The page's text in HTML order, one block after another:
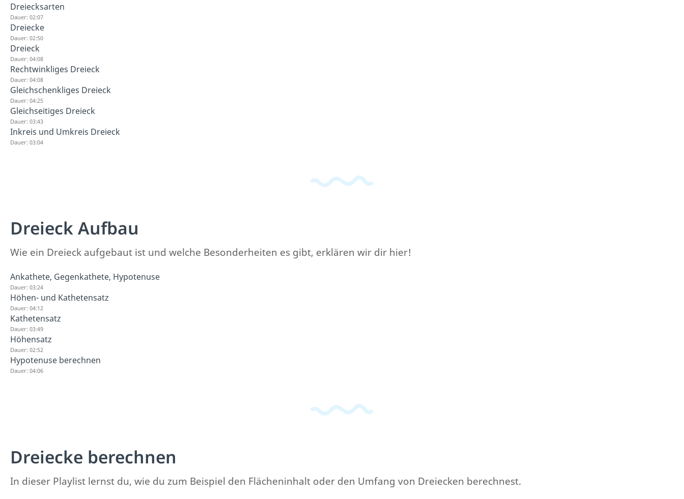
Dreiecksarten
Dauer: 02:07
Dreiecke
Dauer: 02:50
Dreieck
Dauer: 04:08
Rechtwinkliges Dreieck
Dauer: 04:08
Gleichschenkliges Dreieck
Dauer: 04:25
Gleichseitiges Dreieck
Dauer: 03:43
Inkreis und Umkreis Dreieck
Dauer: 03:04
Dreieck Aufbau
Wie ein Dreieck aufgebaut ist und welche Besonderheiten es gibt, erklären wir dir hier!
Ankathete, Gegenkathete, Hypotenuse
Dauer: 03:24
Höhen- und Kathetensatz
Dauer: 04:12
Kathetensatz
Dauer: 03:49
Höhensatz
Dauer: 02:52
Hypotenuse berechnen
Dauer: 04:06
Dreiecke berechnen
In dieser Playlist lernst du, wie du zum Beispiel den Flächeninhalt oder den Umfang von Dreiecken berechnest.